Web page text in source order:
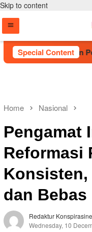
Skip to content
Special Content
Penanaman Pohon
Home Nasional
Pengamat
Reformasi
dan
Redaktur
Wednesday, 10